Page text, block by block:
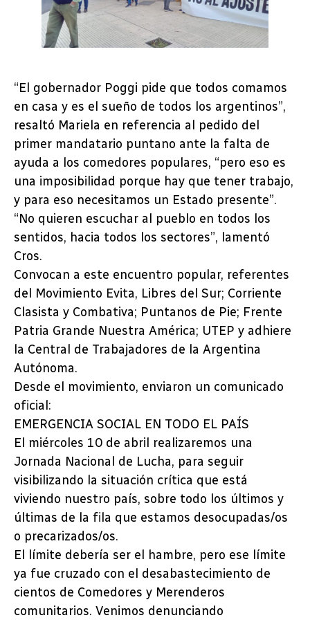
“El gobernador Poggi pide que todos comamos
en casa y es el sueño de todos los argentinos”,
resaltó Mariela en referencia al pedido del
primer mandatario puntano ante la falta de
ayuda a los comedores populares, “pero eso es
una imposibilidad porque hay que tener trabajo,
y para eso necesitamos un Estado presente”.
“No quieren escuchar al pueblo en todos los
sentidos, hacia todos los sectores”, lamentó
Cros.
Convocan a este encuentro popular, referentes
del Movimiento Evita, Libres del Sur; Corriente
Clasista y Combativa; Puntanos de Pie; Frente
Patria Grande Nuestra América; UTEP y adhiere
la Central de Trabajadores de la Argentina
Autónoma.
Desde el movimiento, enviaron un comunicado
oficial:
EMERGENCIA SOCIAL EN TODO EL PAÍS
El miércoles 10 de abril realizaremos una
Jornada Nacional de Lucha, para seguir
visibilizando la situación crítica que está
viviendo nuestro país, sobre todo los últimos y
últimas de la fila que estamos desocupadas/os
o precarizados/os.
El límite debería ser el hambre, pero ese límite
ya fue cruzado con el desabastecimiento de
cientos de Comedores y Merenderos
comunitarios. Venimos denunciando